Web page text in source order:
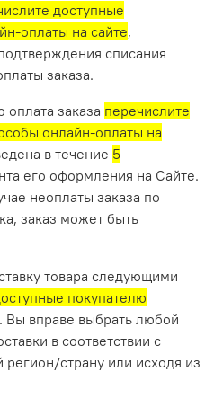
доступные
оплаты на сайте,
списания
заказа.
заказа перечислите
онлайн-оплаты на
в течение 5
его оформления на Сайте.
неоплаты заказа по
заказ может быть
товара следующими
покупателю
. Вы вправе выбрать любой
в соответствии с
регион/страну или исходя из